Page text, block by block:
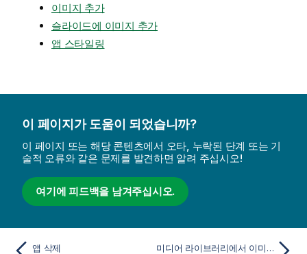
이미지 추가
슬라이드에 이미지 추가
앱 스타일링
이 페이지가 도움이 되었습니까?
이 페이지 또는 해당 콘텐츠에서 오타, 누락된 단계 또는 기
술적 오류와 같은 문제를 발견하면 알려 주십시오!
여기에 피드백을 남겨주십시오.
앱 삭제 미디어 라이브러리에서 이미지 파일 삭제